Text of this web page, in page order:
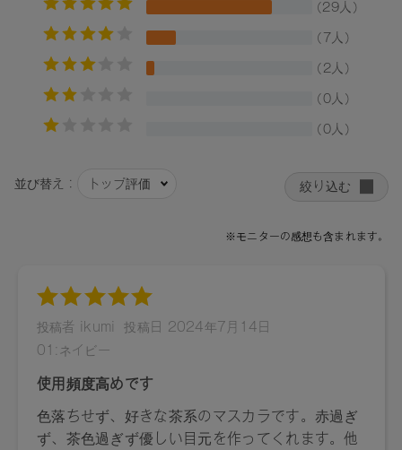
イチゴエキス、ヒドロキシプロピルセルロース、トコフェロ
ール、フェノキシエタノール、酸化鉄、グンジョウ、マイカ
04：水、ステアリン酸、アクリレーツコポリマーアンモニウ
ム、ミツロウ、カルナウバロウ、ＢＧ、ＴＥＡ、アラビアゴ
ム、グリセリン、イソステアリルアルコール、ステアリルア
ルコール、セタノール、ジステアリン酸スクロース、１，２
ノキシエタノール、酸化鉄、マイカ、酸化チタン
店舗でお問い合わせの際には、下記品番をお伝え下さい。
01：4589784673021, 02：4589784673038, 03：
4589784673045, 04：4589784673052
合がございます。
載と異なる場合がございます。
●予告なくパッケージ仕様が変更になる場合がございます。